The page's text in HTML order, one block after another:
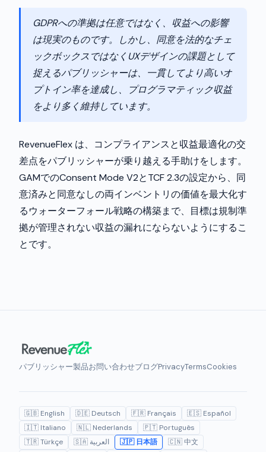
GDPRへの準拠は任意ではなく、収益への影響
は現実のものです。しかし、同意を法的なチェ
ックボックスではなくUXデザインの課題として
捉えるパブリッシャーは、一貫してより高いオ
プトイン率を達成し、プログラマティック収益
をより多く維持しています。
RevenueFlex は、コンプライアンスと収益最適化の交
差点をパブリッシャーが乗り越える手助けをします。
GAMでのConsent Mode V2とTCF 2.3の設定から、同
意済みと同意なしの両インベントリの価値を最大化す
るウォーターフォール戦略の構築まで、目標は規制準
拠が管理されない収益の漏れにならないようにするこ
とです。
パブリッシャー製品お問い合わせブログPrivacyTermsCookies
🇬🇧 English 🇩🇪 Deutsch 🇫🇷 Français
🇪🇸 Español
🇮🇹 Italiano
🇳🇱 Nederlands
🇵🇹 Português
🇹🇷 Türkçe
🇸🇦 العربية 🇯🇵 日本語 🇨🇳 中文